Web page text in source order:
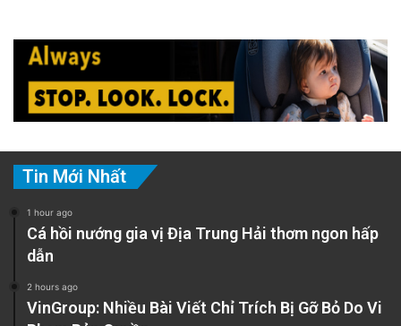
Tin Mới Nhất
1 hour ago
Cá hồi nướng gia vị Địa Trung Hải thơm ngon hấp
dẫn
2 hours ago
VinGroup: Nhiều Bài Viết Chỉ Trích Bị Gỡ Bỏ Do Vi